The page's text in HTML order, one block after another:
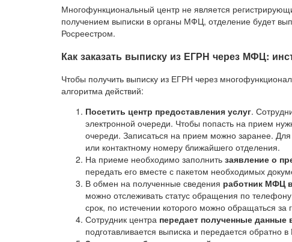
Многофункциональный центр не является
получением выписки в органы МФЦ, отделение будет
Росреестром.
Как заказать выписку из ЕГРН через МФЦ:
Чтобы получить выписку из ЕГРН через
алгоритма действий:
Посетить центр предоставления услуг.
электронной очереди. Чтобы попасть на прием
очереди. Записаться на прием можно заранее.
или контактному номеру ближайшего отделения.
На приеме необходимо заполнить заявление о
передать его вместе с пакетом необходимых
В обмен на полученные сведения работник МФЦ
можно отслеживать статус обращения по
срок, по истечении которого можно обращаться за
Сотрудник центра передает полученные
подготавливается выписка и передается обратно